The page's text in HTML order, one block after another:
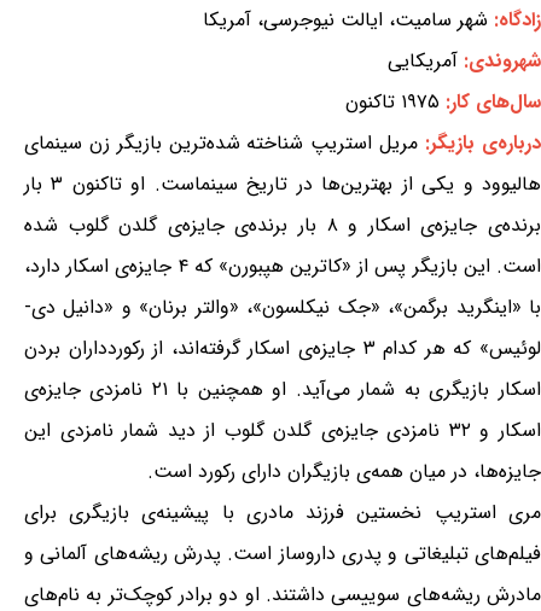
زادگاه: شهر سامیت، ایالت نیوجرسی، آمریکا
شهروندی: آمریکایی
سال‌های کار: ۱۹۷۵ تاکنون
درباره‌ی بازیگر: مریل استریپ شناخته شده‌ترین بازیگر زن سینمای
هالیوود و یکی از بهترین‌ها در تاریخ سینماست. او تاکنون ۳ بار
برنده‌ی جایزه‌ی اسکار و ۸ بار برنده‌ی جایزه‌ی گلدن گلوب شده
است. این بازیگر پس از «کاترین هپبورن» که ۴ جایزه‌ی اسکار دارد،
با «اینگرید برگمن»، «جک نیکلسون»، «والتر برنان» و «دانیل دی-
لوئیس» که هر کدام ۳ جایزه‌ی‌ اسکار گرفته‌اند، از رکوردداران بردن
اسکار بازیگری به شمار می‌آید. او همچنین با ۲۱ نامزدی جایزه‌ی
اسکار و ۳۲ نامزدی جایزه‌ی گلدن گلوب از دید شمار نامزدی این
جایزه‌ها، در میان همه‌ی بازیگران دارای رکورد است.
مری استریپ نخستین فرزند مادری با پیشینه‌ی بازیگری برای
فیلم‌های تبلیغاتی و پدری داروساز است. پدرش ریشه‌های آلمانی و
مادرش ریشه‌های سوییسی داشتند. او دو برادر کوچک‌تر به نام‌های